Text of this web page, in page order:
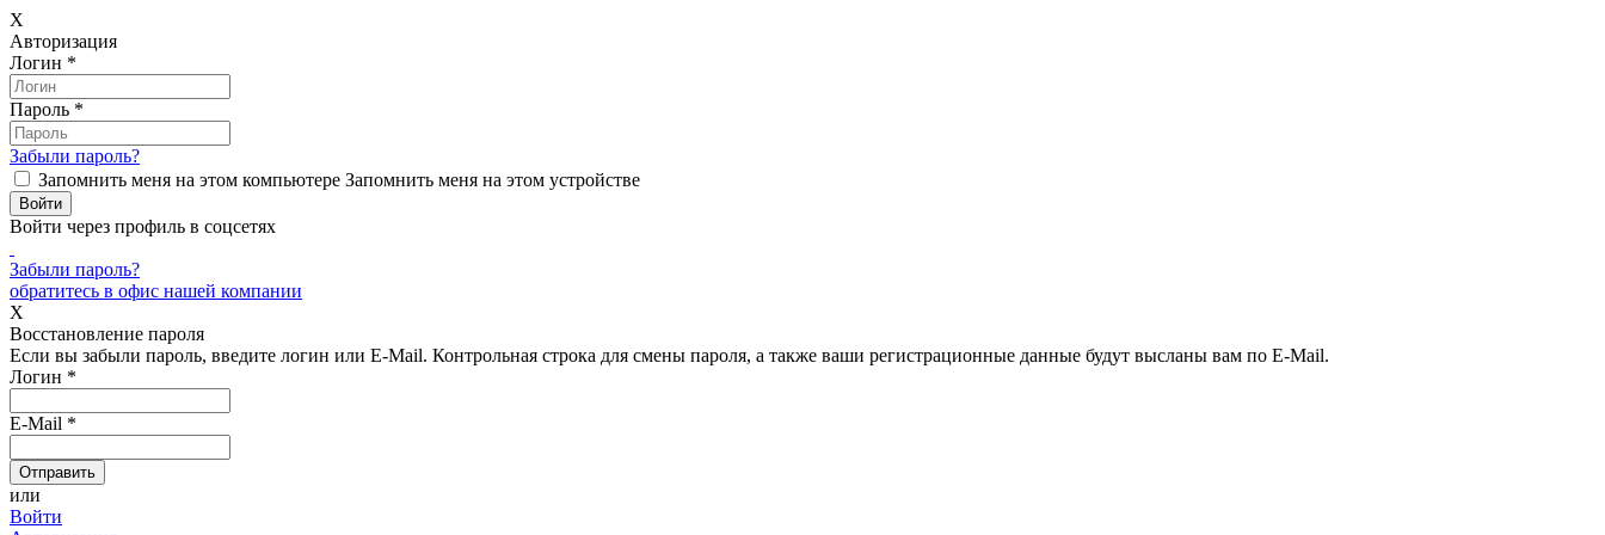
X
Авторизация
Логин *
Пароль *
Забыли пароль?
Запомнить меня на этом компьютере Запомнить меня на этом устройстве
Войти через профиль в соцсетях
Забыли пароль?
обратитесь в офис нашей компании
X
Восстановление пароля
Если вы забыли пароль, введите логин или E-Mail. Контрольная строка для смены пароля, а также ваши регистрационные данные будут высланы вам по E-Mail.
Логин *
E-Mail *
или
Войти